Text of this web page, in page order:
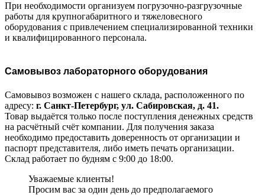
При необходимости организуем погрузочно-разгрузочные
работы для крупногабаритного и тяжеловесного
оборудования с привлечением специализированной техники
и квалифицированного персонала.
Самовывоз лабораторного оборудования
Самовывоз возможен с нашего склада, расположенного по
адресу: г. Санкт-Петербург, ул. Сабировская, д. 41.
Товар выдаётся только после поступления денежных средств
на расчётный счёт компании. Для получения заказа
необходимо предоставить доверенность от организации и
паспорт представителя, либо иметь печать организации.
Склад работает по будням с 9:00 до 18:00.
Уважаемые клиенты!
Просим вас за один день до предполагаемого